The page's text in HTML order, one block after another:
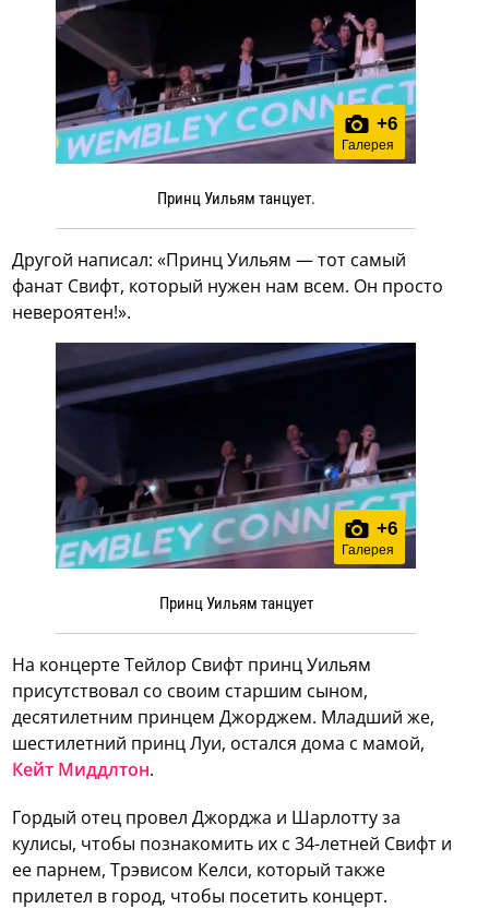
+6
Галерея
Принц Уильям танцует.
Другой написал: «Принц Уильям — тот самый
фанат Свифт, который нужен нам всем. Он просто
невероятен!».
+6
Галерея
Принц Уильям танцует
На концерте Тейлор Свифт принц Уильям
присутствовал со своим старшим сыном,
десятилетним принцем Джорджем. Младший же,
шестилетний принц Луи, остался дома с мамой,
Кейт Миддлтон.
Гордый отец провел Джорджа и Шарлотту за
кулисы, чтобы познакомить их с 34-летней Свифт и
ее парнем, Трэвисом Келси, который также
прилетел в город, чтобы посетить концерт.